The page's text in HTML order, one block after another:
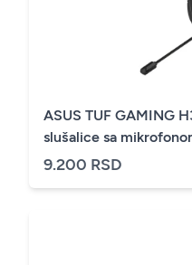
ASUS TUF GAMING
slušalice sa
9.200 RSD